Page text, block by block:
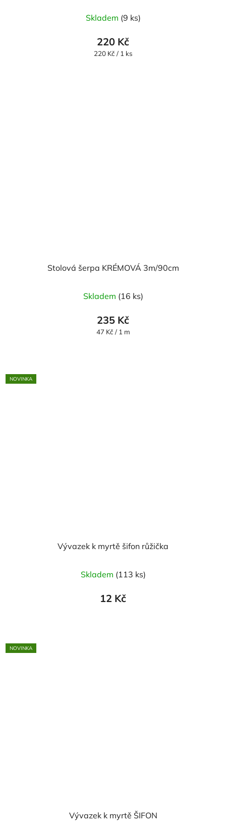
Skladem (9 ks)
220 Kč
Měrná
220 Kč / 1 ks
Stolová šerpa KRÉMOVÁ 3m/90cm
Skladem (16 ks)
235 Kč
Měrná
47 Kč / 1 m
NOVINKA
Vývazek k myrtě šifon růžička
Skladem (113 ks)
12 Kč
NOVINKA
Vývazek k myrtě ŠIFON